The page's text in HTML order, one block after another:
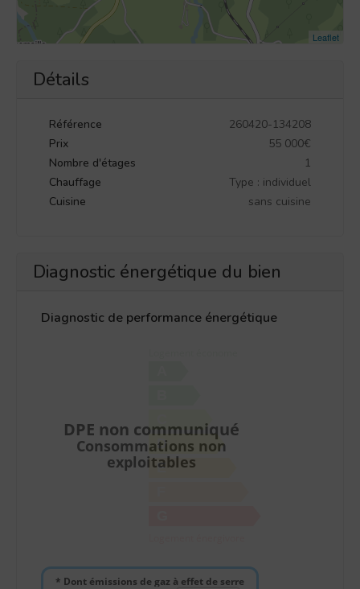
Leaflet
Détails
Référence
260420-134208
Prix
55 000€
Nombre d'étages
1
Chauffage
Type : individuel
Cuisine
sans cuisine
Diagnostic énergétique du bien
Diagnostic de performance énergétique
D
E
DPE non communiqué
Consommations non
exploitables
* Dont émissions de gaz à effet de serre